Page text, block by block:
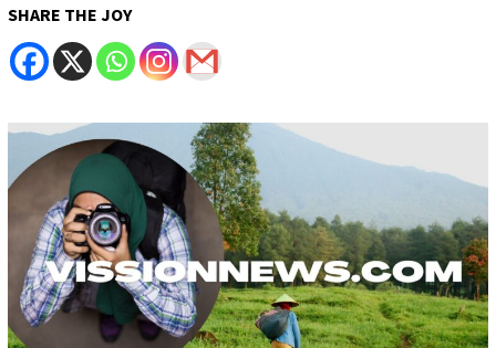
SHARE THE JOY